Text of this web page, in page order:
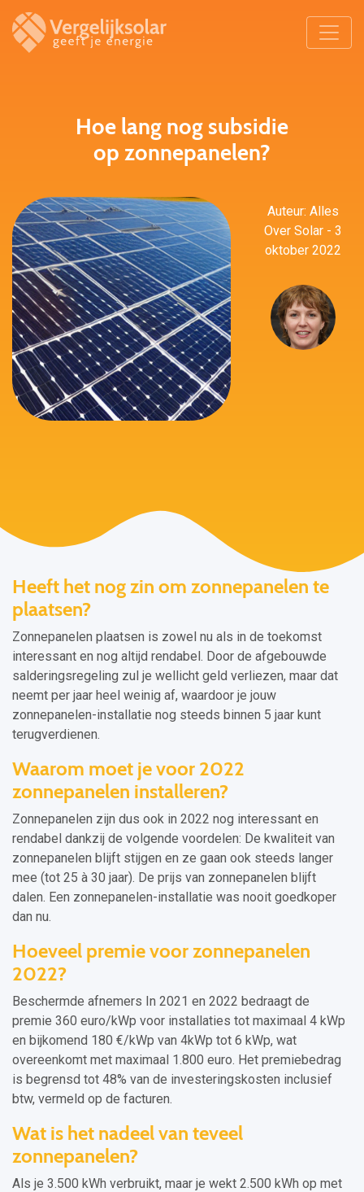
Hoe lang nog subsidie
op zonnepanelen?
Auteur: Alles
Over Solar - 3
oktober 2022
Heeft het nog zin om zonnepanelen te
plaatsen?
Zonnepanelen plaatsen is zowel nu als in de toekomst
interessant en nog altijd rendabel. Door de afgebouwde
salderingsregeling zul je wellicht geld verliezen, maar dat
neemt per jaar heel weinig af, waardoor je jouw
zonnepanelen-installatie nog steeds binnen 5 jaar kunt
terugverdienen.
Waarom moet je voor 2022
zonnepanelen installeren?
Zonnepanelen zijn dus ook in 2022 nog interessant en
rendabel dankzij de volgende voordelen: De kwaliteit van
zonnepanelen blijft stijgen en ze gaan ook steeds langer
mee (tot 25 à 30 jaar). De prijs van zonnepanelen blijft
dalen. Een zonnepanelen-installatie was nooit goedkoper
dan nu.
Hoeveel premie voor zonnepanelen
2022?
Beschermde afnemers In 2021 en 2022 bedraagt de
premie 360 euro/kWp voor installaties tot maximaal 4 kWp
en bijkomend 180 €/kWp van 4kWp tot 6 kWp, wat
overeenkomt met maximaal 1.800 euro. Het premiebedrag
is begrensd tot 48% van de investeringskosten inclusief
btw, vermeld op de facturen.
Wat is het nadeel van teveel
zonnepanelen?
Als je 3.500 kWh verbruikt, maar je wekt 2.500 kWh op met